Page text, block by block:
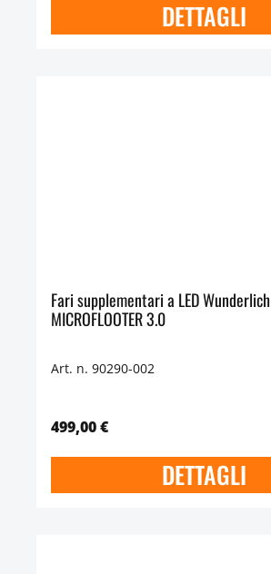
DETTAGLI
Fari supplementari a LED Wunderlich
MICROFLOOTER 3.0
Art. n. 90290-002
499,00 €
DETTAGLI